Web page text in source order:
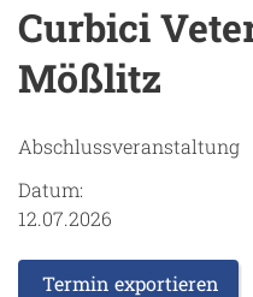
Curbici
Mößlitz
Abschlussveranstaltung
Datum:
12.07.2026
Termin exportieren